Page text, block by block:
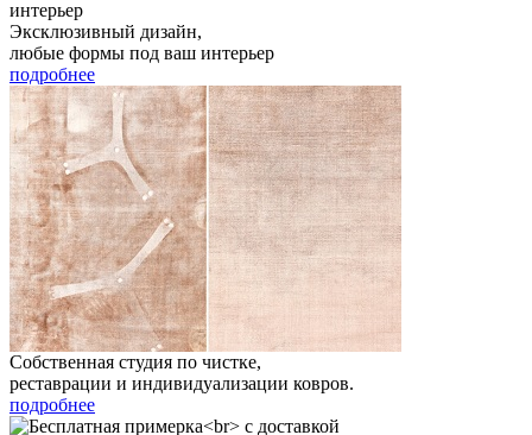
Эксклюзивный дизайн,
любые формы под ваш интерьер
подробнее
Собственная студия по чистке,
реставрации и индивидуализации ковров.
подробнее